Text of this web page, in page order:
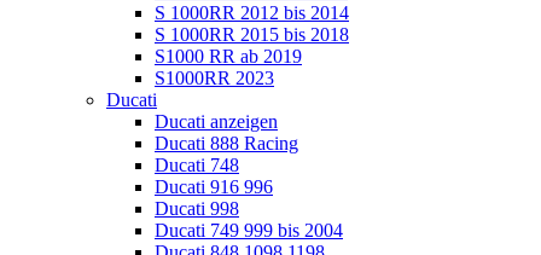
S 1000RR 2012 bis 2014
S 1000RR 2015 bis 2018
S1000 RR ab 2019
S1000RR 2023
Ducati
Ducati anzeigen
Ducati 888 Racing
Ducati 748
Ducati 916 996
Ducati 998
Ducati 749 999 bis 2004